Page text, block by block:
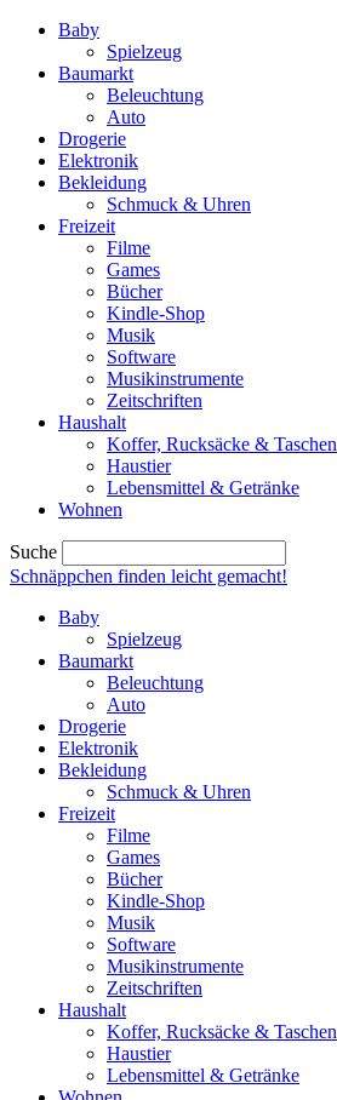
Baby
Spielzeug
Baumarkt
Beleuchtung
Auto
Drogerie
Elektronik
Bekleidung
Schmuck & Uhren
Freizeit
Filme
Games
Bücher
Kindle-Shop
Musik
Software
Musikinstrumente
Zeitschriften
Haushalt
Koffer, Rucksäcke & Taschen
Haustier
Lebensmittel & Getränke
Wohnen
Suche
Schnäppchen finden leicht gemacht!
Baby
Spielzeug
Baumarkt
Beleuchtung
Auto
Drogerie
Elektronik
Bekleidung
Schmuck & Uhren
Freizeit
Filme
Games
Bücher
Kindle-Shop
Musik
Software
Musikinstrumente
Zeitschriften
Haushalt
Koffer, Rucksäcke & Taschen
Haustier
Lebensmittel & Getränke